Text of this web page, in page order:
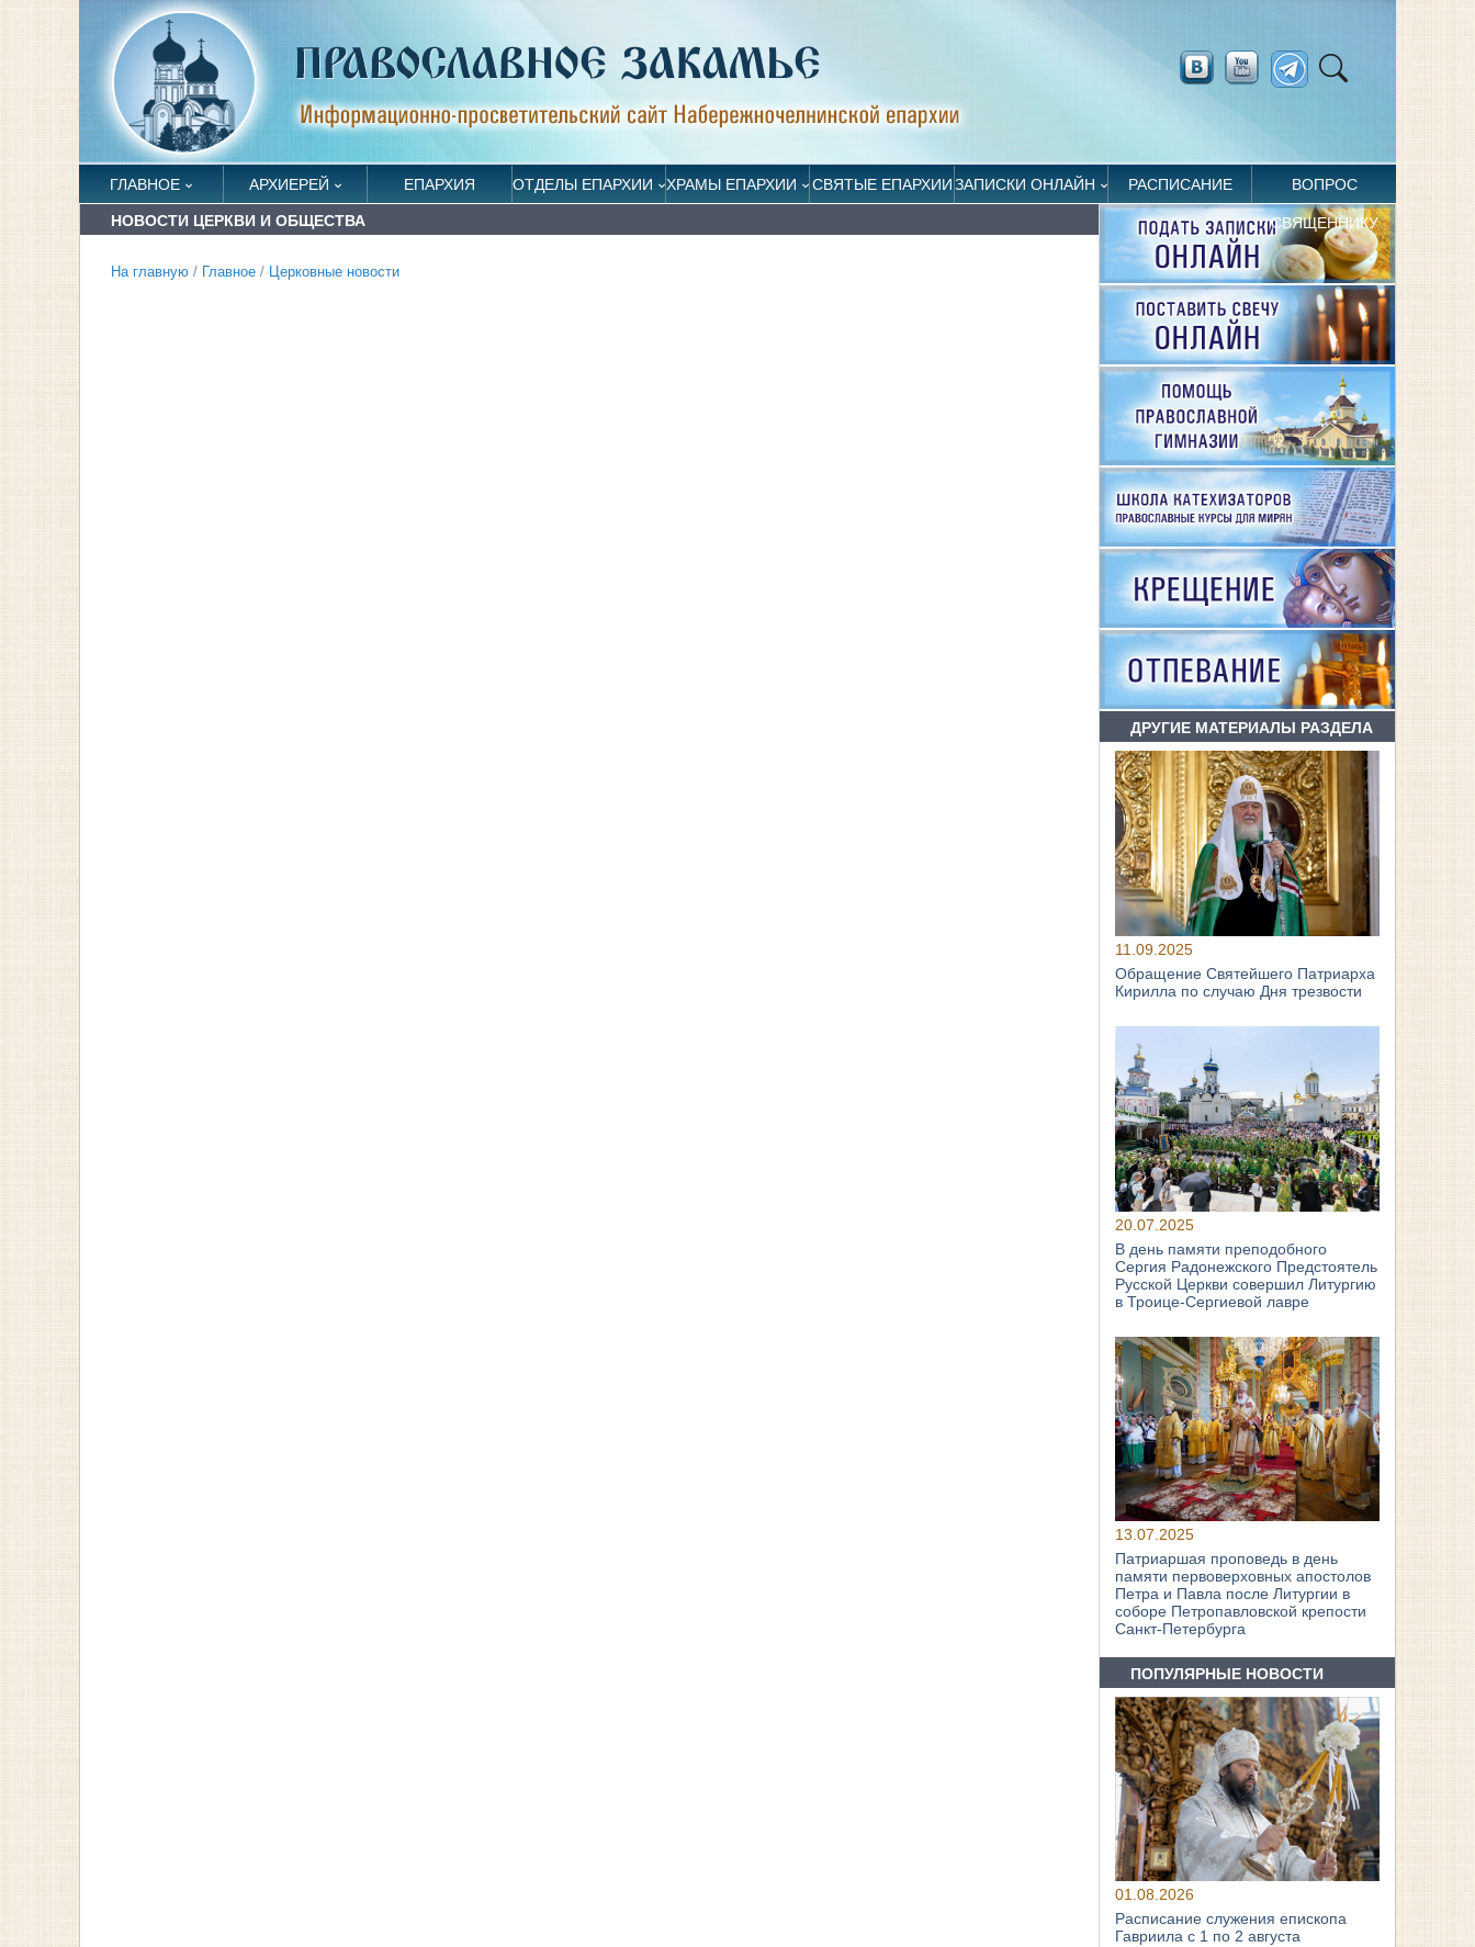
ГЛАВНОЕ АРХИЕРЕЙ ЕПАРХИЯ ОТДЕЛЫ ЕПАРХИИ ХРАМЫ ЕПАРХИИ СВЯТЫЕ ЕПАРХИИЗАПИСКИ ОНЛАЙН РАСПИСАНИЕ ВОПРОС
СВЯЩЕННИКУ
НОВОСТИ ЦЕРКВИ И ОБЩЕСТВА
На главную / Главное / Церковные новости
ДРУГИЕ МАТЕРИАЛЫ РАЗДЕЛА
11.09.2025
Обращение Святейшего Патриарха
Кирилла по случаю Дня трезвости
20.07.2025
В день памяти преподобного
Сергия Радонежского Предстоятель
Русской Церкви совершил Литургию
в Троице-Сергиевой лавре
13.07.2025
Патриаршая проповедь в день
памяти первоверховных апостолов
Петра и Павла после Литургии в
соборе Петропавловской крепости
Санкт-Петербурга
ПОПУЛЯРНЫЕ НОВОСТИ
01.08.2026
Расписание служения епископа
Гавриила с 1 по 2 августа